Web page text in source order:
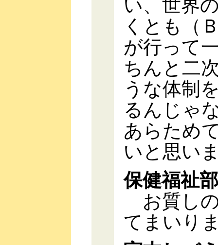
い、世界
くとも（
が行って
ちんと二
うな体制
るんじゃ
あらため
いと思い
保健福祉
お質し
てまいり